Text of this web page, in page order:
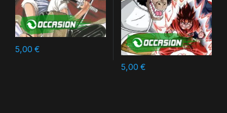
5,00€
5,00€